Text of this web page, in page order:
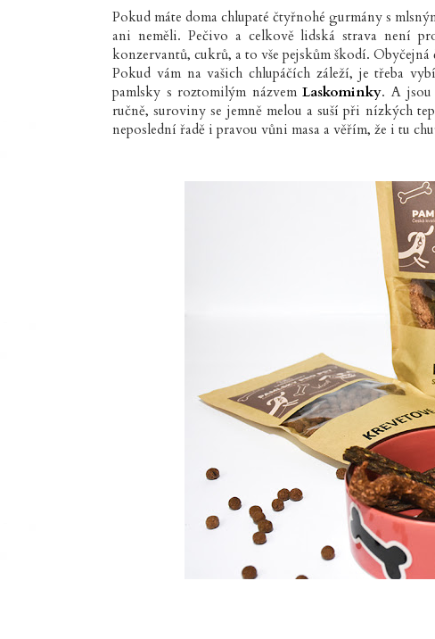
Pokud máte doma chlupaté čtyřnohé gurmány s
ani neměli. Pečivo a celkově lidská strava není
konzervantů, cukrů, a to vše pejskům škodí.
Pokud vám na vašich chlupáčích záleží, je třeba
pamlsky s roztomilým názvemLaskominky. A jsou
ručně, suroviny se jemně melou a suší při nízkých
neposlední řadě i pravou vůni masa a věřím, že i tu